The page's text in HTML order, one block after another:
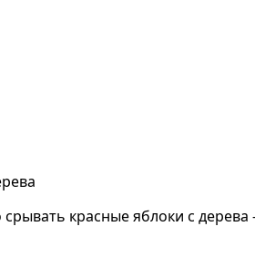
срывать красные яблоки с